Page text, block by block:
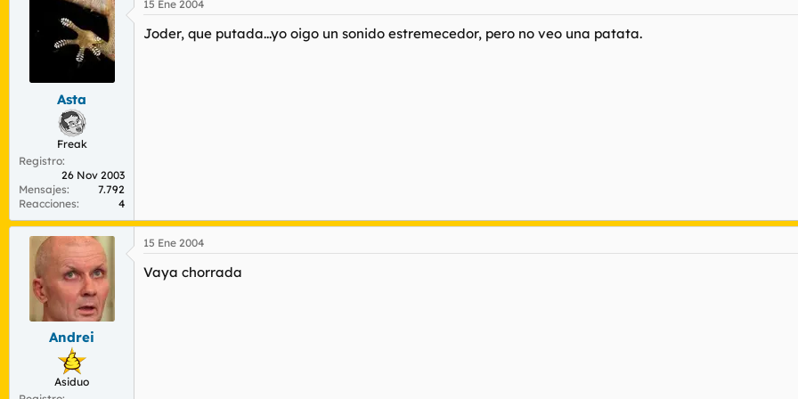
Asta
Freak
Registro
26 Nov 2003
Mensajes
7.792
Reacciones
4
15 Ene 2004
Joder, que putada...yo oigo un sonido estremecedor, pero no veo una patata.
Andrei
Asiduo
15 Ene 2004
Vaya chorrada